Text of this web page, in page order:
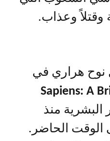
وعذاب.
نوح هراري في
“Sapiens: A
البشرية منذ
الوقت الحاضر.